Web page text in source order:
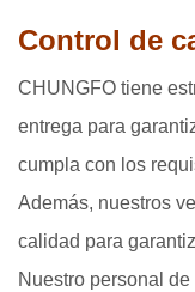
Control de
CHUNGFO tiene
entrega para
cumpla con los
Además, nuestros
calidad para
Nuestro personal